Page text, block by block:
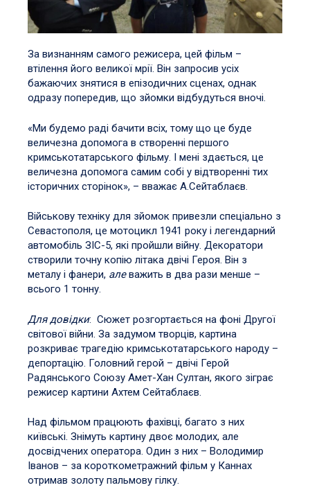
За визнанням самого режисера, цей фільм –
втілення його великої мрії. Він запросив усіх
бажаючих знятися в епізодичних сценах, однак
одразу попередив, що зйомки відбудуться вночі.
«Ми будемо раді бачити всіх, тому що це буде
величезна допомога в створенні першого
кримськотатарського фільму. І мені здається, це
величезна допомога самим собі у відтворенні тих
історичних сторінок», – вважає А.Сейтаблаєв.
Військову техніку для зйомок привезли спеціально з
Севастополя, це мотоцикл 1941 року і легендарний
автомобіль ЗІС-5, які пройшли війну. Декоратори
створили точну копію літака двічі Героя. Він з
металу і фанери, алеважить в два рази менше –
всього 1 тонну.
Длядовідки: Сюжет розгортається на фоні Другої
світової війни. За задумом творців, картина
розкриває трагедію кримськотатарського народу –
депортацію. Головний герой – двічі Герой
Радянського Союзу Амет-Хан Султан, якого зіграє
режисер картини Ахтем Сейтаблаєв.
Над фільмом працюють фахівці, багато з них
київські. Знімуть картину двоє молодих, але
досвідчених оператора. Один з них – Володимир
Іванов – за короткометражний фільм у Каннах
отримав золоту пальмову гілку.